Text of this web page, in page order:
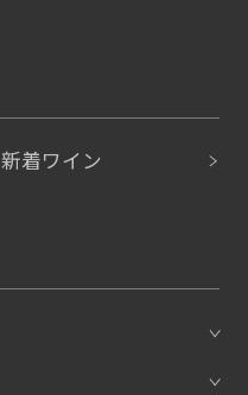
新着ワイン